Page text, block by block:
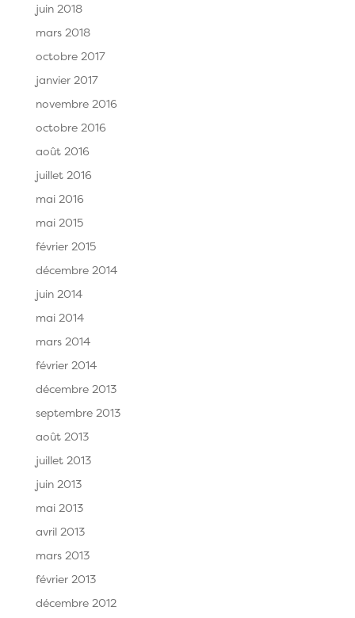
juin 2018
mars 2018
octobre 2017
janvier 2017
novembre 2016
octobre 2016
août 2016
juillet 2016
mai 2016
mai 2015
février 2015
décembre 2014
juin 2014
mai 2014
mars 2014
février 2014
décembre 2013
septembre 2013
août 2013
juillet 2013
juin 2013
mai 2013
avril 2013
mars 2013
février 2013
décembre 2012